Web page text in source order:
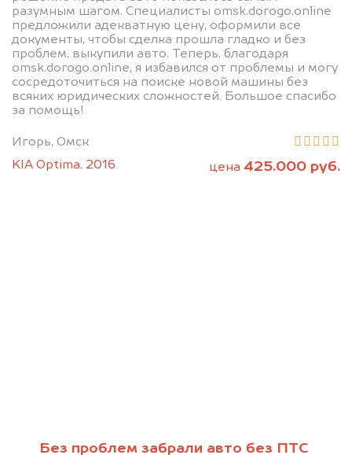
разумным шагом. Специалисты omsk.dorogo.online
предложили адекватную цену, оформили все
документы, чтобы сделка прошла гладко и без
проблем, выкупили авто. Теперь, благодаря
omsk.dorogo.online, я избавился от проблемы и могу
сосредоточиться на поиске новой машины без
всяких юридических сложностей. Большое спасибо
за помощь!
Игорь, Омск
KIA Optima, 2016
цена 425.000 руб.
Без проблем забрали авто без ПТС
Мы консультируем
абсолютно